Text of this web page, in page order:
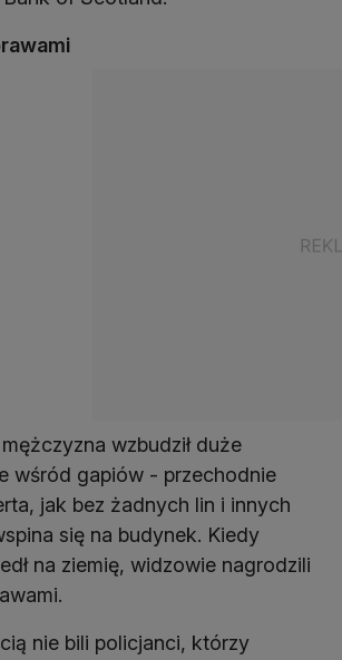
wzbudził duże
wśród gapiów - przechodnie
jak bez żadnych lin i innych
się na budynek. Kiedy
na ziemię, widzowie nagrodzili
nie bili policjanci, którzy